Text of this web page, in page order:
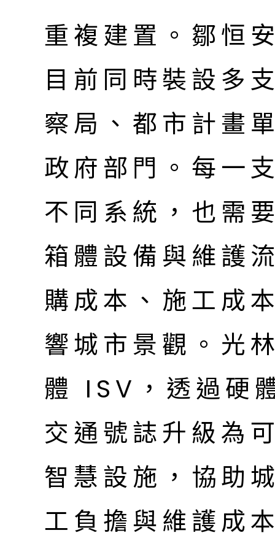
重複建置。鄒恒
目前同時裝設多
察局、都市計畫
政府部門。每一
不同系統，也需
箱體設備與維護
購成本、施工成
響城市景觀。光
體 ISV，透過硬
交通號誌升級為
智慧設施，協助
工負擔與維護成